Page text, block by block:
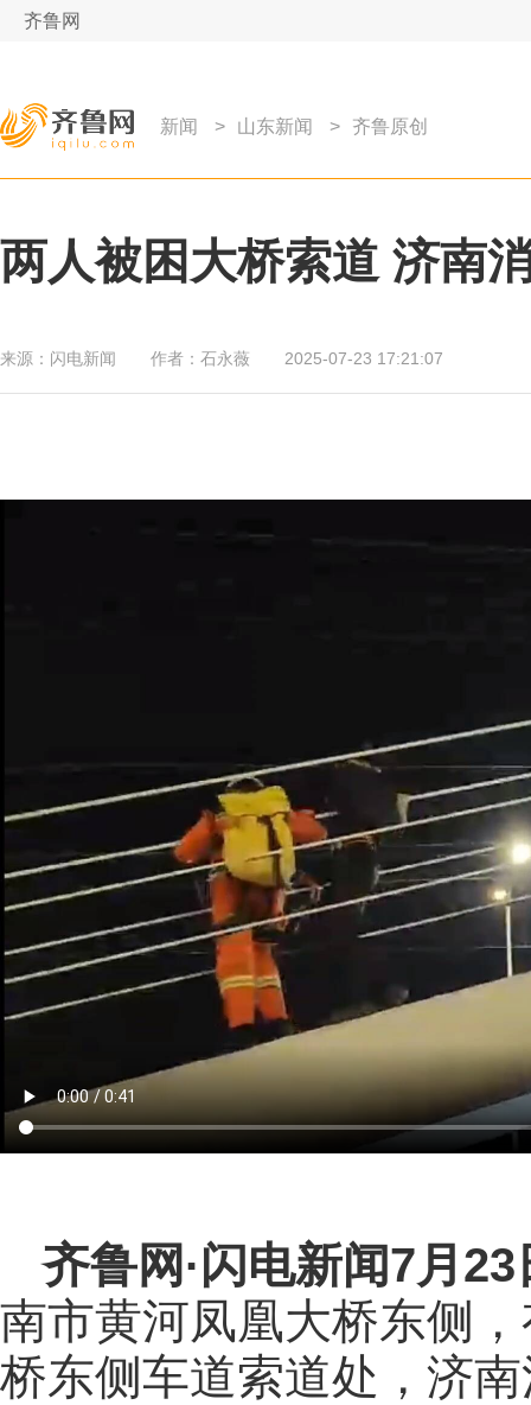
齐鲁网
新闻 > 山东新闻 > 齐鲁原创
两人被困大桥索道 济南
来源： 闪电新闻 作者： 石永薇 2025-07-23 17:21:07
齐鲁网 ·闪电新闻7月23
南市黄河凤凰大桥东侧
桥东侧车道索道处，济